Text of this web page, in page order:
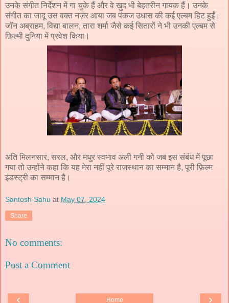
उनके संगीत निर्देशन में गा चुके हैं और वे ख़ुद भी बेहतरीन गायक हैं। उनके
संगीत का जादू उस वक्त नज़र आया जब पंकज उधास की कई एल्बम हिट हुईं।
जॉन अब्राहम, विद्या बालन, तारा शर्मा जैसे कई सितारों ने भी उनकी एल्बम से
फ़िल्मी दुनिया में प्रवेश किया।
अति मिलनसार, सरल, और मधुर स्वभाव अली गनी को जब इस संबंध में पूछा
गया तो उन्होंने कहा कि यह मेरा नहीं पूरे राजस्थान का सम्मान है, पूरी फ़िल्म
इंडस्ट्री का सम्मान है।
Santosh Sahu at May 07, 2024
Share
No comments:
Post a Comment
‹ ›
Home